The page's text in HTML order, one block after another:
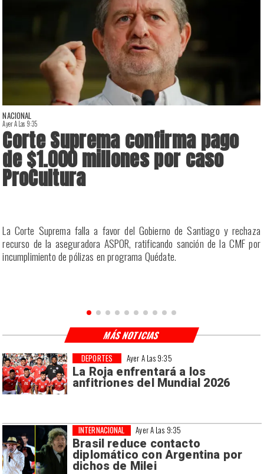
NACIONAL
Ayer A Las 9:35
Corte Suprema confirma pago
de $1.000 millones por caso
ProCultura
La Corte Suprema falla a favor del Gobierno de Santiago y rechaza
recurso de la aseguradora ASPOR, ratificando sanción de la CMF por
incumplimiento de pólizas en programa Quédate.
Ayer A Las 9:35
La Roja enfrentará a los
anfitriones del Mundial 2026
DEPORTES
Ayer A Las 9:35
Brasil reduce contacto
diplomático con Argentina por
dichos de Milei
INTERNACIONAL
MÁS NOTICIAS